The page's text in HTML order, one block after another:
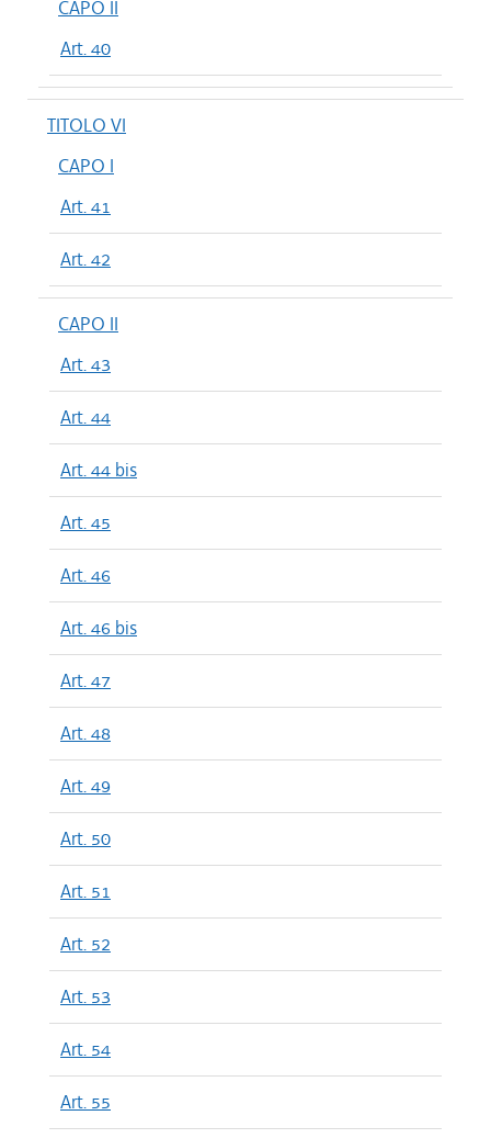
CAPO II
Art. 40
TITOLO VI
CAPO I
Art. 41
Art. 42
CAPO II
Art. 43
Art. 44
Art. 44 bis
Art. 45
Art. 46
Art. 46 bis
Art. 47
Art. 48
Art. 49
Art. 50
Art. 51
Art. 52
Art. 53
Art. 54
Art. 55